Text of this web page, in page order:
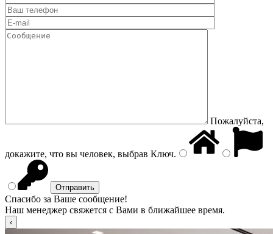
Пожалуйста,
докажите, что вы человек, выбрав Ключ.
Спасибо за Ваше сообщение!
Наш менеджер свяжется с Вами в ближайшее время.